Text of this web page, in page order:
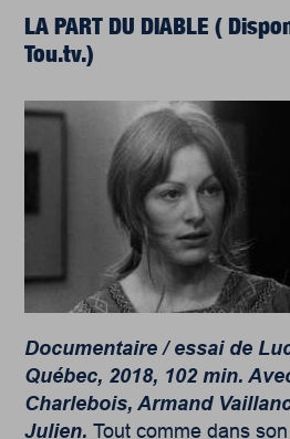
LA PART DU DIABLE (
Tou.tv.)
Documentaire / essai de
Québec, 2018, 102 min.
Charlebois, Armand
Julien. Tout comme dans